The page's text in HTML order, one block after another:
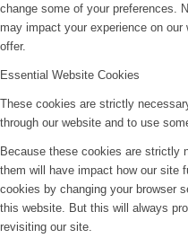
change some of your preferences.
may impact your experience on
offer.
Essential Website Cookies
These cookies are strictly
through our website and to use
Because these cookies are strictly
them will have impact how our site
cookies by changing your browser
this website. But this will always
revisiting our site.